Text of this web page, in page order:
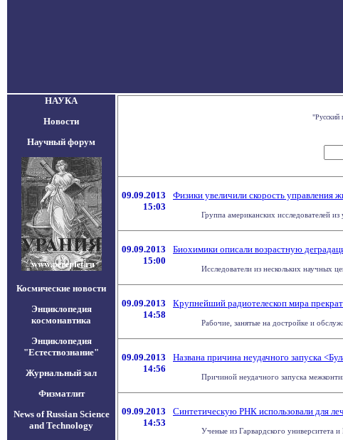
НАУКА
Новости
Научный форум
Космические новости
Энциклопедия
космонавтика
Энциклопедия
"Естествознание"
Журнальный зал
Физматлит
News of Russian Science
and Technology
"Русский
09.09.2013
15:03
Физики увеличили скорость управления
Группа американских исследователей
09.09.2013
15:00
Биохимики описали возрастную
Исследователи из нескольких научных
09.09.2013
14:58
Крупнейший радиотелескоп мира
Рабочие, занятые на достройке и
09.09.2013
14:56
Названа причина неудачного запуска
Причиной неудачного запуска
09.09.2013
14:53
Синтетическую РНК использовали для
Ученые из Гарвардского университета